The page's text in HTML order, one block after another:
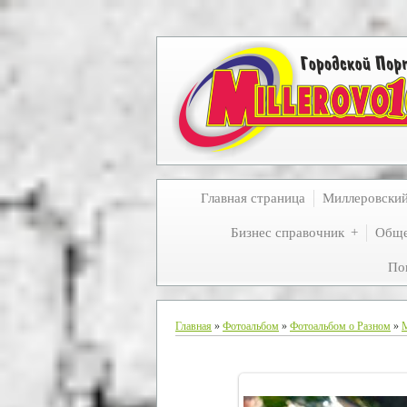
Главная страница
Бизнес справочник
Главная » Фотоальбом » Фотоальбом о Разном »